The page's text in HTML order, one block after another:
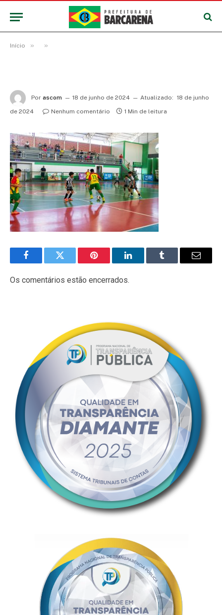
Início » »
Por ascom 18 de junho de 2024 Atualizado: 18 de junho
de 2024
Nenhum comentário 1 Min de leitura
FacebookTwitter Pinterest LinkedInTumblr
E-
Os comentários estão encerrados.